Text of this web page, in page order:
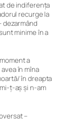
de indiferența
recurge la
dezarmând
minime în a
a
în mîna
în dreapta
ţ-aş şi n-am
–